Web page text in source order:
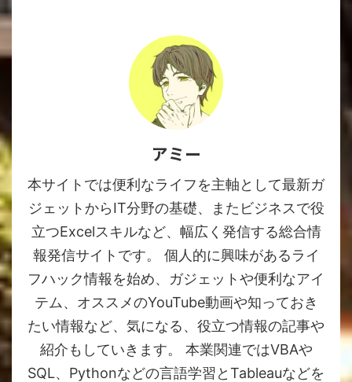
アミー
本サイトでは便利なライフを主軸として最新ガ
ジェットからIT分野の基礎、またビジネスで役
立つExcelスキルなど、幅広く発信する総合情
報発信サイトです。 個人的に興味があるライ
フハック情報を始め、ガジェットや便利なアイ
テム、オススメのYouTube動画や知っておき
たい情報など、気になる、役立つ情報の記事や
紹介もしていきます。 本業関連ではVBAや
SQL、Pythonなどの言語学習とTableauなどを